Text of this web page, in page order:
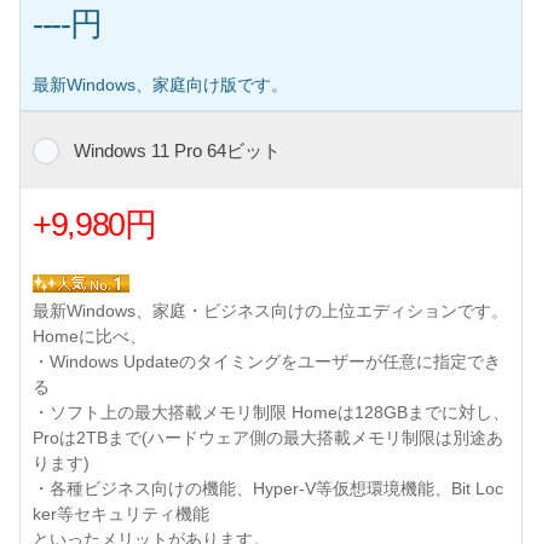
----円
最新Windows、家庭向け版です。
Windows 11 Pro 64ビット
+9,980円
最新Windows、家庭・ビジネス向けの上位エディションです。
Homeに比べ、
・Windows Updateのタイミングをユーザーが任意に指定でき
る
・ソフト上の最大搭載メモリ制限 Homeは128GBまでに対し、
Proは2TBまで(ハードウェア側の最大搭載メモリ制限は別途あ
ります)
・各種ビジネス向けの機能、Hyper-V等仮想環境機能、Bit Loc
ker等セキュリティ機能
といったメリットがあります。